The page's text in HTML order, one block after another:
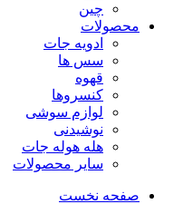
چین
محصولات
ادویه جات
سس ها
قهوه
کنسروها
لوازم سوشی
نوشیدنی
هله هوله جات
سایر محصولات
صفحه نخست